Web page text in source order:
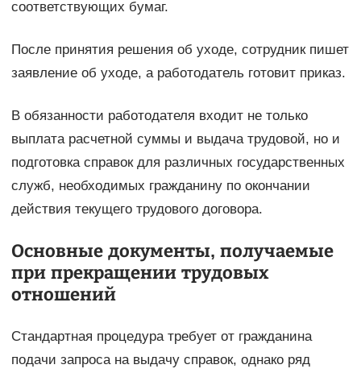
соответствующих бумаг.
После принятия решения об уходе, сотрудник пишет
заявление об уходе, а работодатель готовит приказ.
В обязанности работодателя входит не только
выплата расчетной суммы и выдача трудовой, но и
подготовка справок для различных государственных
служб, необходимых гражданину по окончании
действия текущего трудового договора.
Основные документы, получаемые
при прекращении трудовых
отношений
Стандартная процедура требует от гражданина
подачи запроса на выдачу справок, однако ряд